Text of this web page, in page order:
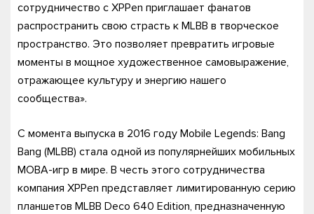
сотрудничество с XPPen приглашает фанатов
распространить свою страсть к MLBB в творческое
пространство. Это позволяет превратить игровые
моменты в мощное художественное самовыражение,
отражающее культуру и энергию нашего
сообщества».
С момента выпуска в 2016 году Mobile Legends: Bang
Bang (MLBB) стала одной из популярнейших мобильных
MOBA-игр в мире. В честь этого сотрудничества
компания XPPen представляет лимитированную серию
планшетов MLBB Deco 640 Edition, предназначенную